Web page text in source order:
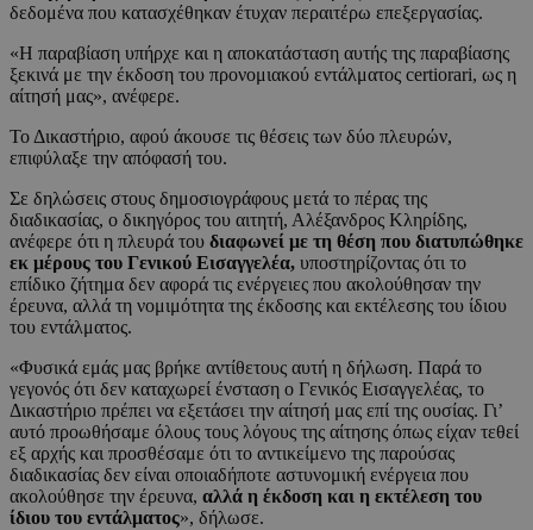
δεδομένα που κατασχέθηκαν έτυχαν περαιτέρω επεξεργασίας.
«Η παραβίαση υπήρχε και η αποκατάσταση αυτής της παραβίασης
ξεκινά με την έκδοση του προνομιακού εντάλματος certiorari, ως η
αίτησή μας», ανέφερε.
Το Δικαστήριο, αφού άκουσε τις θέσεις των δύο πλευρών,
επιφύλαξε την απόφασή του.
Σε δηλώσεις στους δημοσιογράφους μετά το πέρας της
διαδικασίας, ο δικηγόρος του αιτητή, Αλέξανδρος Κληρίδης,
ανέφερε ότι η πλευρά του διαφωνεί με τη θέση που διατυπώθηκε
εκ μέρους του Γενικού Εισαγγελέα, υποστηρίζοντας ότι το
επίδικο ζήτημα δεν αφορά τις ενέργειες που ακολούθησαν την
έρευνα, αλλά τη νομιμότητα της έκδοσης και εκτέλεσης του ίδιου
του εντάλματος.
«Φυσικά εμάς μας βρήκε αντίθετους αυτή η δήλωση. Παρά το
γεγονός ότι δεν καταχωρεί ένσταση ο Γενικός Εισαγγελέας, το
Δικαστήριο πρέπει να εξετάσει την αίτησή μας επί της ουσίας. Γι’
αυτό προωθήσαμε όλους τους λόγους της αίτησης όπως είχαν τεθεί
εξ αρχής και προσθέσαμε ότι το αντικείμενο της παρούσας
διαδικασίας δεν είναι οποιαδήποτε αστυνομική ενέργεια που
ακολούθησε την έρευνα, αλλά η έκδοση και η εκτέλεση του
ίδιου του εντάλματος», δήλωσε.